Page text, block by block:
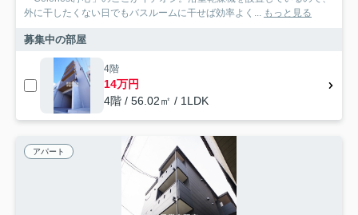
外に干したくない日でもバスルームに干せば効率よく... もっと見る
募集中の部屋
4階
14万円
4階 / 56.02㎡ / 1LDK
アパート